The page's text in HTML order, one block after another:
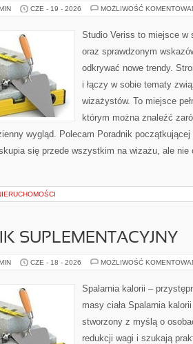
CZE - 19 - 2026 MOŻLIWOŚĆ
Studio Veriss to miejsce w
oraz sprawdzonym
odkrywać nowe trendy.
i łączy w sobie tematy
wizażystów. To miejsce
którym można znaleźć
wygląd. Polecam Poradnik
się przede wszystkim na wizażu, ale nie
SUPLEMENTACYJNY
CZE - 18 - 2026 MOŻLIWOŚĆ
Spalarnia kalorii –
masy ciała Spalarnia
stworzony z myślą o
redukcji wagi i szukają